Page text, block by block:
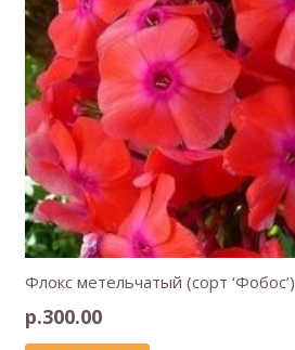
Флокс метельчатый (сорт ‘Фобос’)
р.300.00